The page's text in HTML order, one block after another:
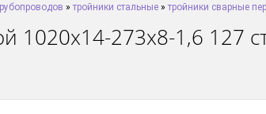
» тройники стальные » тройники сварные
1020х14-273х8-1,6 127